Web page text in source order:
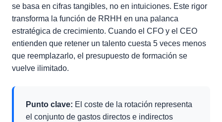
se basa en cifras tangibles, no en intuiciones. Este rigor
transforma la función de RRHH en una palanca
estratégica de crecimiento. Cuando el CFO y el CEO
entienden que retener un talento cuesta 5 veces menos
que reemplazarlo, el presupuesto de formación se
vuelve ilimitado.
Punto clave: El coste de la rotación representa
el conjunto de gastos directos e indirectos